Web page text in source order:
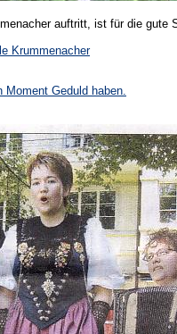
auftritt, ist für die gute
Krummenacher
Moment Geduld haben.